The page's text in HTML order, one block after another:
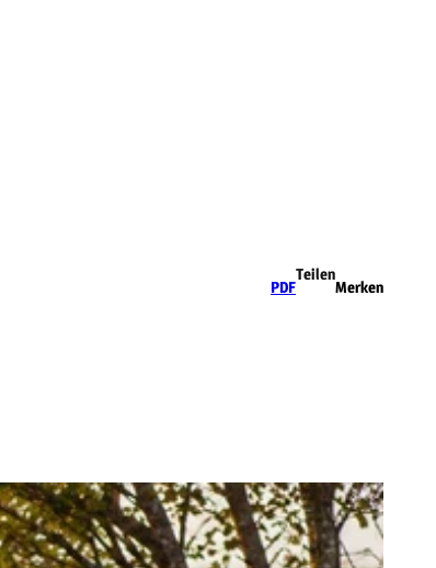
PDF
Teilen
Merken